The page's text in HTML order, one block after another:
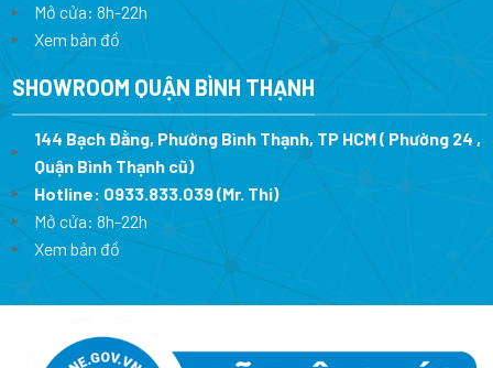
Mở cửa: 8h-22h
Xem bản đồ
SHOWROOM QUẬN BÌNH THẠNH
144 Bạch Đằng, Phường Bình Thạnh, TP HCM ( Phường 24 ,
Quận Bình Thạnh cũ)
Hotline: 0933.833.039(Mr. Thi)
Mở cửa: 8h-22h
Xem bản đồ